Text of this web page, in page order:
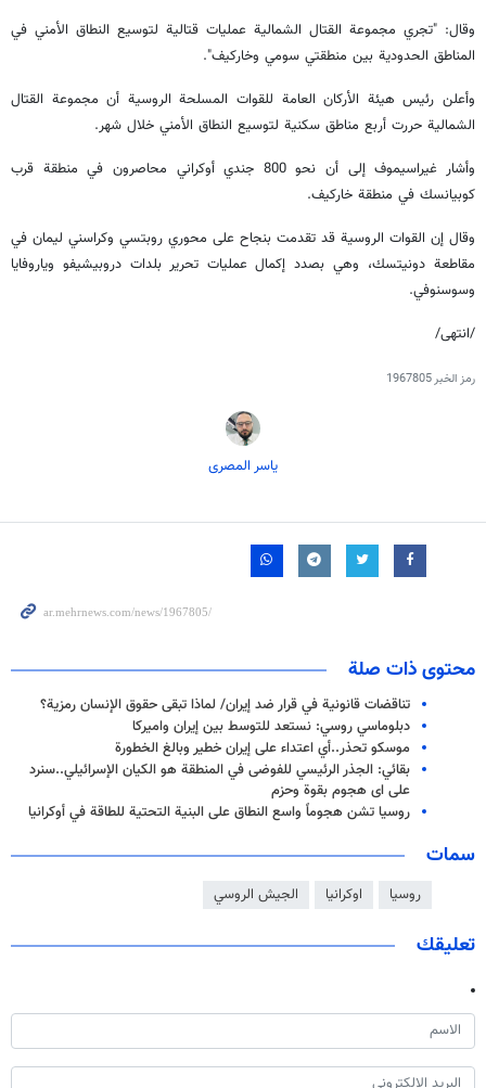
وقال: "تجري مجموعة القتال الشمالية عمليات قتالية لتوسيع النطاق الأمني في
المناطق الحدودية بين منطقتي سومي وخاركيف".
وأعلن رئيس هيئة الأركان العامة للقوات المسلحة الروسية أن مجموعة القتال
الشمالية حررت أربع مناطق سكنية لتوسيع النطاق الأمني خلال شهر.
وأشار غيراسيموف إلى أن نحو 800 جندي أوكراني محاصرون في منطقة قرب
كوبيانسك في منطقة خاركيف.
وقال إن القوات الروسية قد تقدمت بنجاح على محوري روبتسي وكراسني ليمان في
مقاطعة دونيتسك، وهي بصدد إكمال عمليات تحرير بلدات دروبيشيفو وياروفايا
وسوسنوفي.
/انتهى/
رمز الخبر1967805
یاسر المصری
محتوى ذات صلة
تناقضات قانونية في قرار ضد إيران/ لماذا تبقى حقوق الإنسان رمزية؟
دبلوماسي روسي: نستعد للتوسط بين إيران واميركا
موسكو تحذر..أي اعتداء على إيران خطير وبالغ الخطورة
بقائي: الجذر الرئيسي للفوضى في المنطقة هو الكيان الإسرائيلي..سنرد
على اى هجوم بقوة وحزم
روسيا تشن هجوماً واسع النطاق على البنية التحتية للطاقة في أوكرانيا
سمات
روسيا اوكرانيا الجيش الروسي
تعليقك